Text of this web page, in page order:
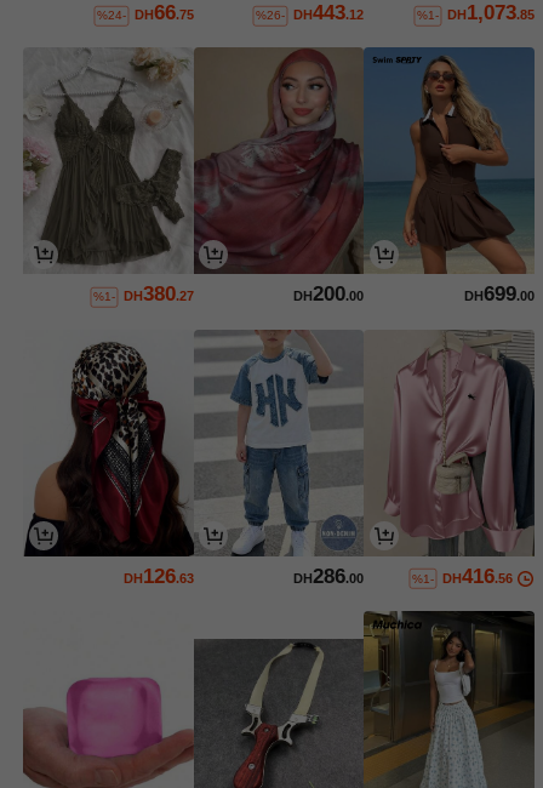
DH1,073.85
%1-
DH443.12
%26-
DH66.75
%24-
DH699.00
DH200.00
DH380.27
%1-
DH416.56
%1-
DH286.00
DH126.63